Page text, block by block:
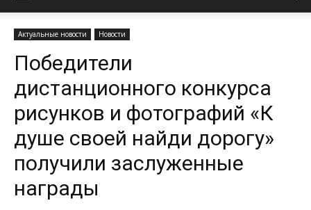
Актуальные новости Новости
Победители
дистанционного конкурса
рисунков и фотографий «К
душе своей найди дорогу»
получили заслуженные
награды